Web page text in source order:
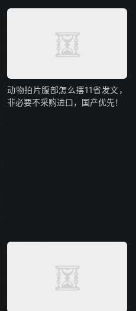
动物拍片腹部怎么摆11省发文，
非必要不采购进口，国产优先！